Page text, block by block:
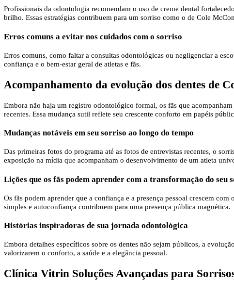
Profissionais da odontologia recomendam o uso de creme dental
brilho. Essas estratégias contribuem para um sorriso como o de Cole
Erros comuns a evitar nos cuidados com o sorriso
Erros comuns, como faltar a consultas odontológicas ou negligenciar a
confiança e o bem-estar geral de atletas e fãs.
Acompanhamento da evolução dos dentes de
Embora não haja um registro odontológico formal, os fãs que
recentes. Essa mudança sutil reflete seu crescente conforto em papéis
Mudanças notáveis ​​em seu sorriso ao longo do tempo
Das primeiras fotos do programa até as fotos de entrevistas recentes, o
exposição na mídia que acompanham o desenvolvimento de um atleta
Lições que os fãs podem aprender com a transformação do seu
Os fãs podem aprender que a confiança e a presença pessoal crescem
simples e autoconfiança contribuem para uma presença pública magnética.
Histórias inspiradoras de sua jornada odontológica
Embora detalhes específicos sobre os dentes não sejam públicos, a
valorizarem o conforto, a saúde e a elegância pessoal.
Clínica Vitrin Soluções Avançadas para